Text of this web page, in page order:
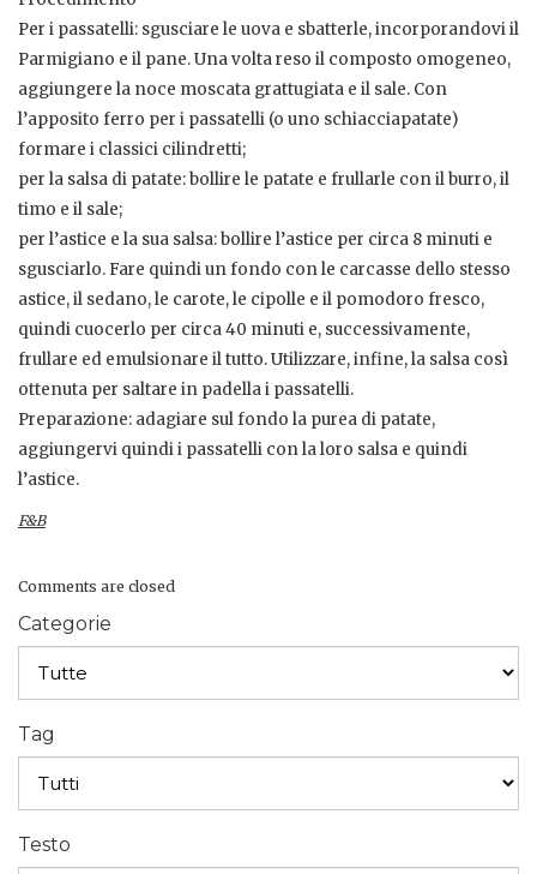
Per i passatelli: sgusciare le uova e sbatterle, incorporandovi il
Parmigiano e il pane. Una volta reso il composto omogeneo,
aggiungere la noce moscata grattugiata e il sale. Con
l’apposito ferro per i passatelli (o uno schiacciapatate)
formare i classici cilindretti;
per la salsa di patate: bollire le patate e frullarle con il burro, il
timo e il sale;
per l’astice e la sua salsa: bollire l’astice per circa 8 minuti e
sgusciarlo. Fare quindi un fondo con le carcasse dello stesso
astice, il sedano, le carote, le cipolle e il pomodoro fresco,
quindi cuocerlo per circa 40 minuti e, successivamente,
frullare ed emulsionare il tutto. Utilizzare, infine, la salsa così
ottenuta per saltare in padella i passatelli.
Preparazione: adagiare sul fondo la purea di patate,
aggiungervi quindi i passatelli con la loro salsa e quindi
l’astice.
F&B
Comments are closed
Categorie
Tag
Testo